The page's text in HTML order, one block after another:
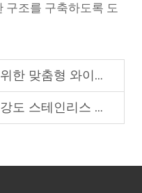
구조를 구축하도록 도
형 와이어 성형 솔루션
리스 스틸 코일 스프링